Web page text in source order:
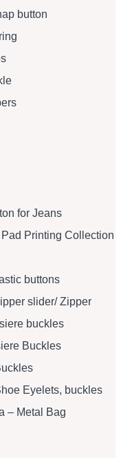
button
for Jeans
Printing Collection
buttons
slider/ Zipper
buckles
Buckles
Eyelets, buckles
– Metal Bag